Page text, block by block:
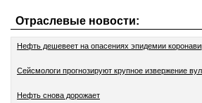
Отраслевые новости:
Нефть дешевеет на опасениях эпидемии
Сейсмологи прогнозируют крупное извержение
Нефть снова дорожает